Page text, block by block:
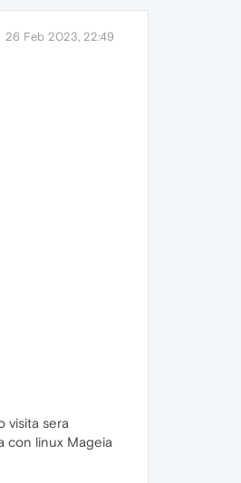
26 Feb 2023, 22:49
visita sera
con linux Mageia